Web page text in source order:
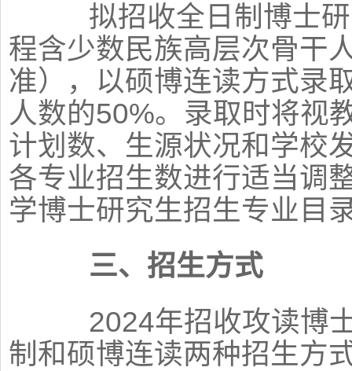
拟招收全日制博士研
程含少数民族高层次骨干
准），以硕博连读方式录
人数的50%。录取时将视
计划数、生源状况和学校
各专业招生数进行适当调
学博士研究生招生专业目
三、招生方式
2024年招收攻读博士
制和硕博连读两种招生方